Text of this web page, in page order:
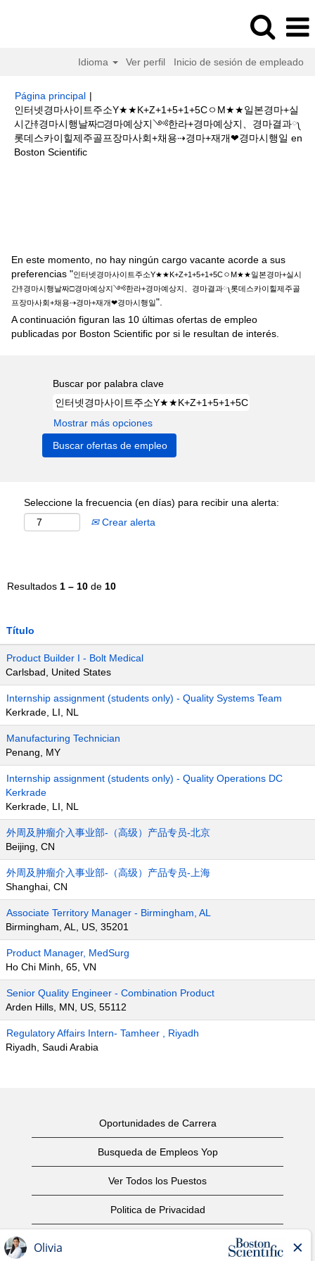
Idioma Ver perfil Inicio de sesión de empleado
Página principal |
인터넷경마사이트주소Y★★K+Z+1+5+1+5CㅇM★★일본경마+실
시간࿈경마시행날짜□경마예상지༺한라+경마예상지、경마결과༾
롯데스카이힐제주골프장마사회+채용⇢경마+재개❤경마시행일 en
Boston Scientific(página
En este momento, no hay ningún cargo vacante acorde a sus
preferencias "인터넷경마사이트주소Y★★K+Z+1+5+1+5CㅇM★★일본경마+실시
간࿈경마시행날짜□경마예상지༺한라+경마예상지、경마결과༾롯데스카이힐제주골
프장마사회+채용⇢경마+재개❤경마시행일".
A continuación figuran las 10 últimas ofertas de empleo
publicadas por Boston Scientific por si le resultan de interés.
Buscar por palabra clave
Mostrar más opciones
Seleccione la frecuencia (en días) para recibir una alerta:
Crear alerta
Resultados 1 – 10 de 10
Título
Product Builder I - Bolt Medical
Carlsbad, United States
Internship assignment (students only) - Quality Systems Team
Kerkrade, LI, NL
Manufacturing Technician
Penang, MY
Internship assignment (students only) - Quality Operations DC
Kerkrade
Kerkrade, LI, NL
外周及肿瘤介入事业部-（高级）产品专员-北京
Beijing, CN
外周及肿瘤介入事业部-（高级）产品专员-上海
Shanghai, CN
Associate Territory Manager - Birmingham, AL
Birmingham, AL, US, 35201
Product Manager, MedSurg
Ho Chi Minh, 65, VN
Senior Quality Engineer - Combination Product
Arden Hills, MN, US, 55112
Regulatory Affairs Intern- Tamheer , Riyadh
Riyadh, Saudi Arabia
Oportunidades de Carrera
Busqueda de Empleos Yop
Ver Todos los Puestos
Politica de Privacidad